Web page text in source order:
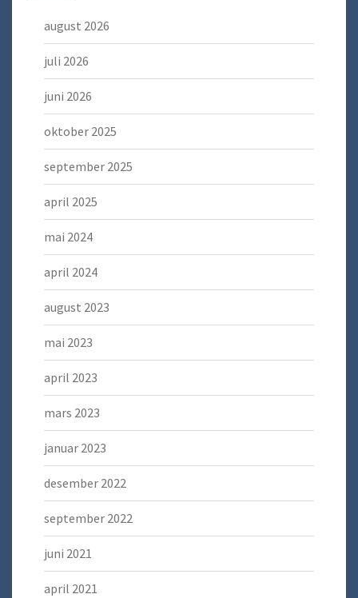
august 2026
juli 2026
juni 2026
oktober 2025
september 2025
april 2025
mai 2024
april 2024
august 2023
mai 2023
april 2023
mars 2023
januar 2023
desember 2022
september 2022
juni 2021
april 2021